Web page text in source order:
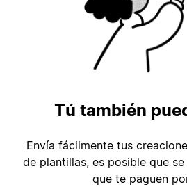
Tú también
Envía fácilmente tus
de plantillas, es posible que
que te paguen